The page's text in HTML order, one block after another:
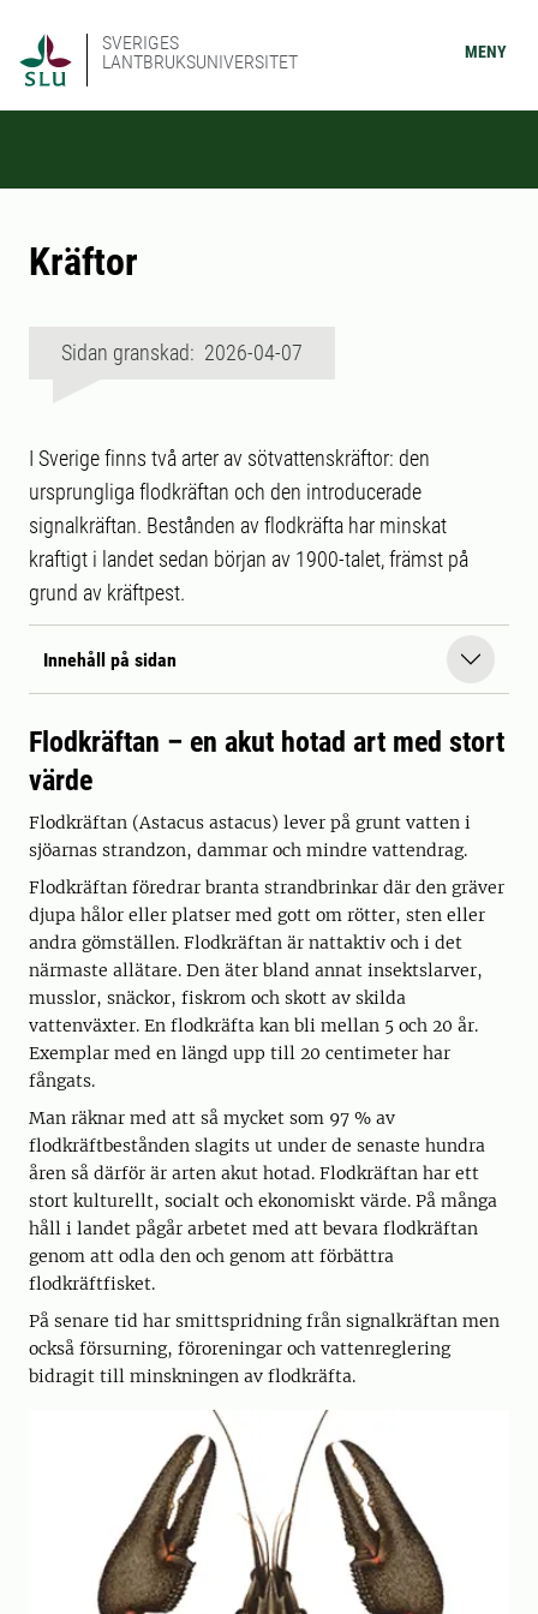
SVERIGES
LANTBRUKSUNIVERSITET
MENY
Kräftor
Sidan granskad: 2026-04-07
I Sverige finns två arter av sötvattenskräftor: den
ursprungliga flodkräftan och den introducerade
signalkräftan. Bestånden av flodkräfta har minskat
kraftigt i landet sedan början av 1900-talet, främst på
grund av kräftpest.
Innehåll på sidan
Flodkräftan – en akut hotad art med stort
värde
Flodkräftan (Astacus astacus) lever på grunt vatten i
sjöarnas strandzon, dammar och mindre vattendrag.
Flodkräftan föredrar branta strandbrinkar där den gräver
djupa hålor eller platser med gott om rötter, sten eller
andra gömställen. Flodkräftan är nattaktiv och i det
närmaste allätare. Den äter bland annat insektslarver,
musslor, snäckor, fiskrom och skott av skilda
vattenväxter. En flodkräfta kan bli mellan 5 och 20 år.
Exemplar med en längd upp till 20 centimeter har
fångats.
Man räknar med att så mycket som 97 % av
flodkräftbestånden slagits ut under de senaste hundra
åren så därför är arten akut hotad. Flodkräftan har ett
stort kulturellt, socialt och ekonomiskt värde. På många
håll i landet pågår arbetet med att bevara flodkräftan
genom att odla den och genom att förbättra
flodkräftfisket.
På senare tid har smittspridning från signalkräftan men
också försurning, föroreningar och vattenreglering
bidragit till minskningen av flodkräfta.